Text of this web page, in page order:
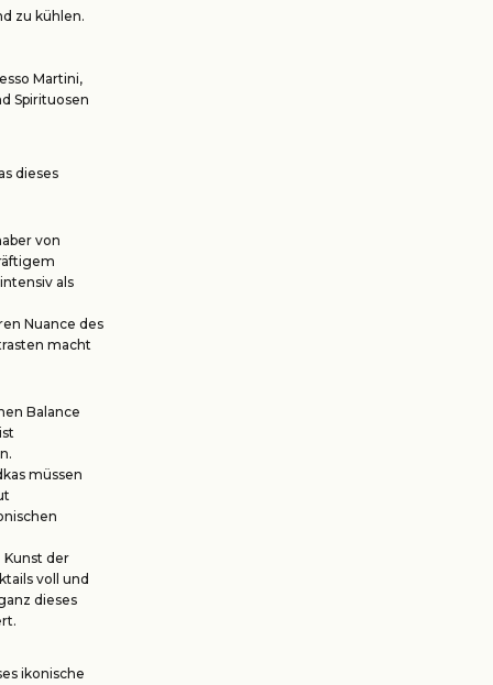
zu kühlen.
Martini,
Spirituosen
dieses
von
als
Nuance des
macht
Balance
müssen
Kunst der
voll und
dieses
ikonische